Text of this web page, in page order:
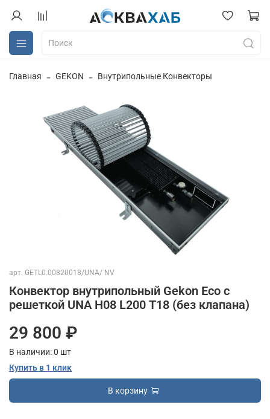
Главная GEKON Внутрипольные Конвекторы
арт. GETL0.00820018/UNA/ NV
Конвектор внутрипольный Gekon Eco с
решеткой UNA H08 L200 T18 (без клапана)
29 800 ₽
В наличии:0 шт
Купить в 1 клик
В корзину